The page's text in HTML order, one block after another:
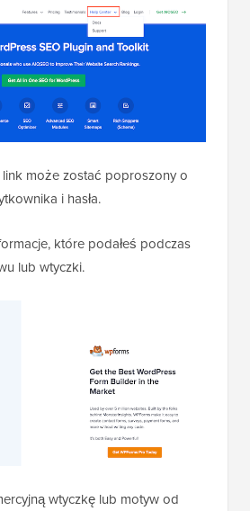
może zostać poproszony o
i hasła.
które podałeś podczas
lub wtyczki.
wtyczkę lub motyw od